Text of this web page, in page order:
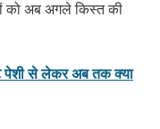
को अब अगले किस्त की
से लेकर अब तक क्या